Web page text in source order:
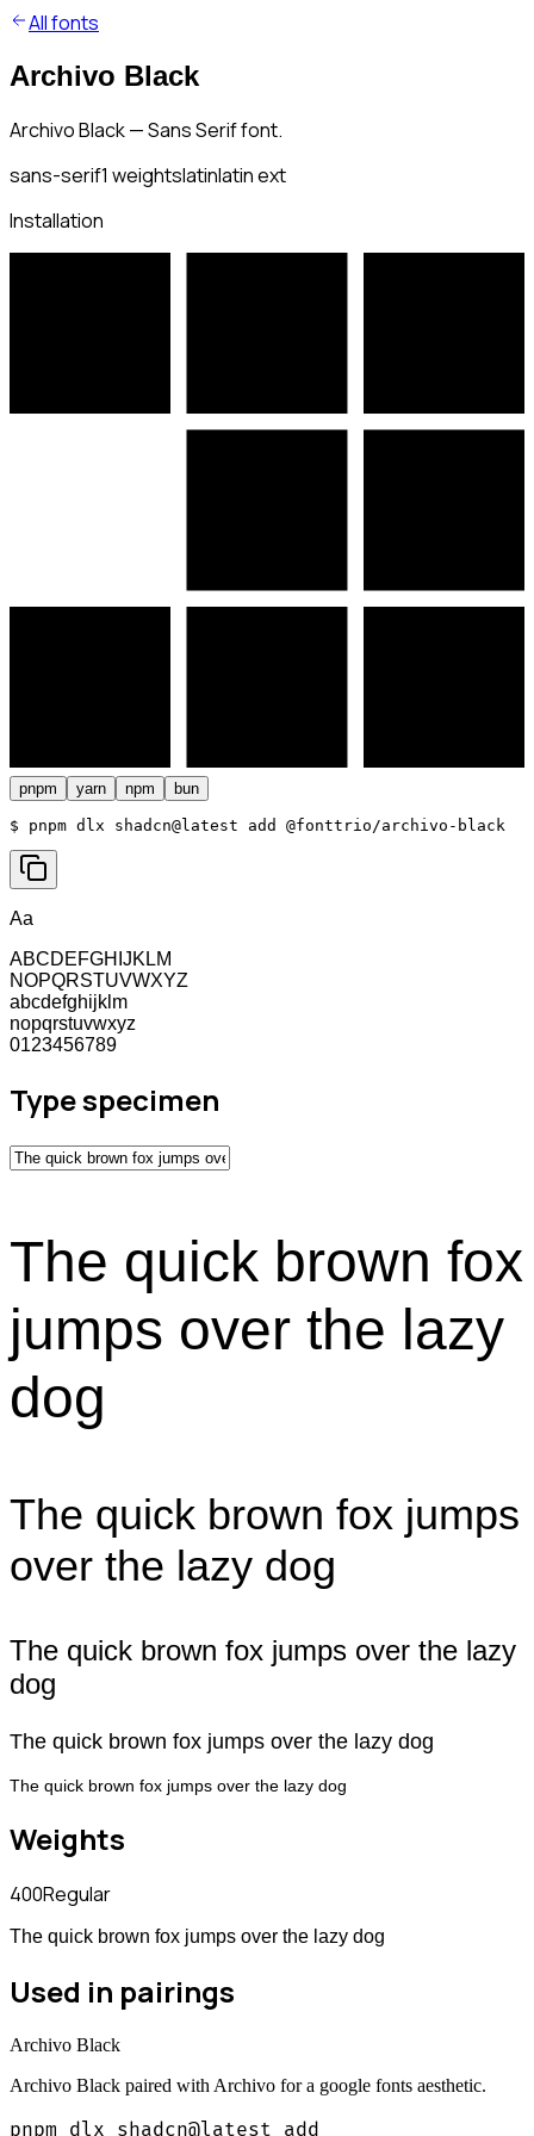
All fonts
Archivo Black
Archivo Black — Sans Serif font.
sans-serif1 weightslatinlatin ext
Installation
pnpm yarn npm bun
$ pnpm dlx shadcn@latest add @fonttrio/archivo-black
Aa
ABCDEFGHIJKLM
NOPQRSTUVWXYZ
abcdefghijklm
nopqrstuvwxyz
0123456789
Type specimen
The quick brown fox
jumps over the lazy
dog
The quick brown fox jumps
over the lazy dog
The quick brown fox jumps over the lazy
dog
The quick brown fox jumps over the lazy dog
The quick brown fox jumps over the lazy dog
Weights
400Regular
The quick brown fox jumps over the lazy dog
Used in pairings
Archivo Black
Archivo Black paired with Archivo for a google fonts aesthetic.
pnpm dlx shadcn@latest add